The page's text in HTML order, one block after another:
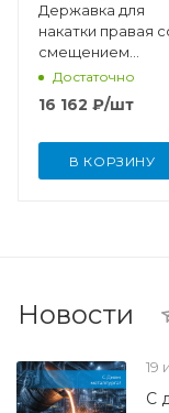
Державка для
накатки правая
смещением
R12x12x99-10/15
Достаточно
16 162 ₽/шт
В КОРЗИНУ
Новости
С